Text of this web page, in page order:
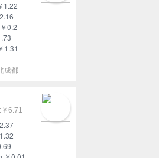
1.22
0.2
1.31
成都
￥6.71